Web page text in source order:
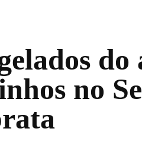
do
no